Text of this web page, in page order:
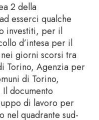
2 della
esserci qualche
investiti, per il
d’intesa per il
giorni scorsi tra
Torino, Agenzia per
di Torino,
Il documento
di lavoro per
nel quadrante sud-